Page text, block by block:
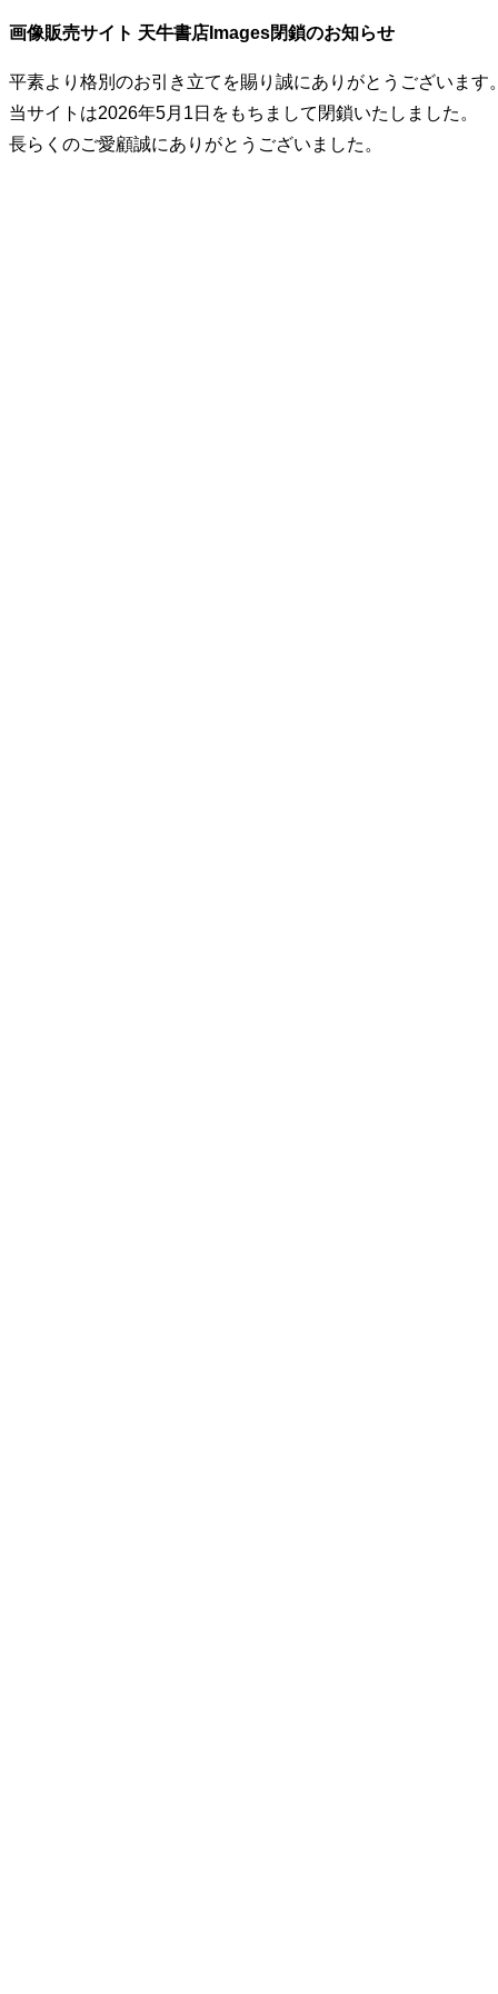
画像販売サイト 天牛書店Images閉鎖のお知らせ
平素より格別のお引き立てを賜り誠にありがとうございます
当サイトは2026年5月1日をもちまして閉鎖いたしました。
長らくのご愛顧誠にありがとうございました。